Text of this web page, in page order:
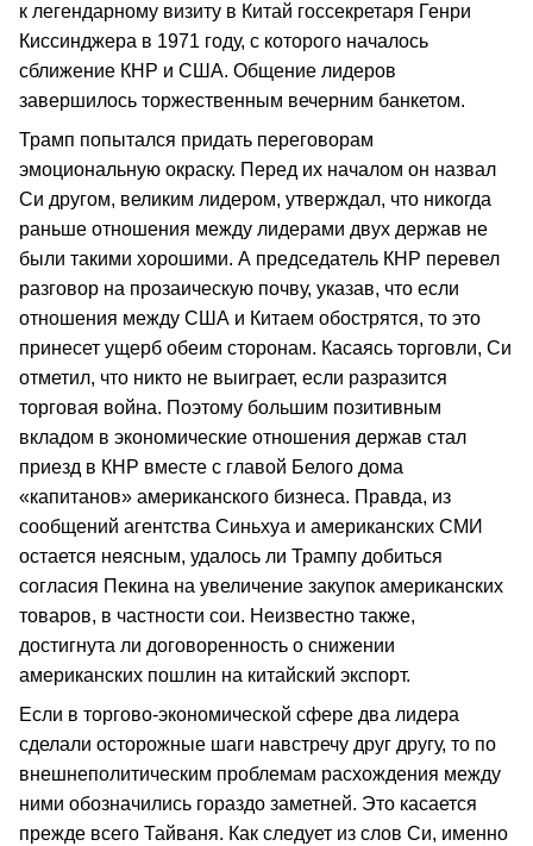
к легендарному визиту в Китай госсекретаря Генри
Киссинджера в 1971 году, с которого началось
сближение КНР и США. Общение лидеров
завершилось торжественным вечерним банкетом.
Трамп попытался придать переговорам
эмоциональную окраску. Перед их началом он назвал
Си другом, великим лидером, утверждал, что никогда
раньше отношения между лидерами двух держав не
были такими хорошими. А председатель КНР перевел
разговор на прозаическую почву, указав, что если
отношения между США и Китаем обострятся, то это
принесет ущерб обеим сторонам. Касаясь торговли, Си
отметил, что никто не выиграет, если разразится
торговая война. Поэтому большим позитивным
вкладом в экономические отношения держав стал
приезд в КНР вместе с главой Белого дома
«капитанов» американского бизнеса. Правда, из
сообщений агентства Синьхуа и американских СМИ
остается неясным, удалось ли Трампу добиться
согласия Пекина на увеличение закупок американских
товаров, в частности сои. Неизвестно также,
достигнута ли договоренность о снижении
американских пошлин на китайский экспорт.
Если в торгово-экономической сфере два лидера
сделали осторожные шаги навстречу друг другу, то по
внешнеполитическим проблемам расхождения между
ними обозначились гораздо заметней. Это касается
прежде всего Тайваня. Как следует из слов Си, именно